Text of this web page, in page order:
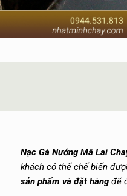
Nạc Gà Nướng Mã Lai
khách có thể chế biến
sản phẩm và đặt hàngđể